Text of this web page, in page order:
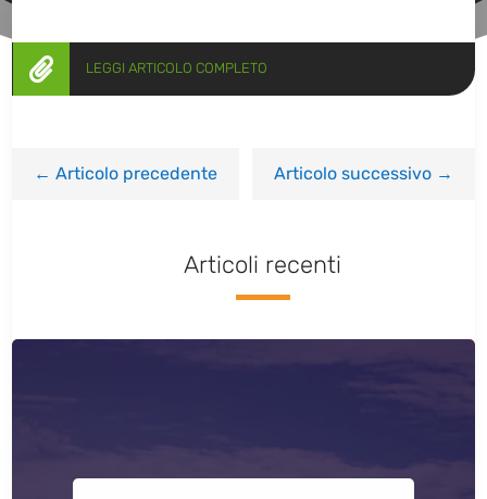
 LEGGI ARTICOLO COMPLETO
←Articolo precedente Articolo successivo→
Articoli recenti